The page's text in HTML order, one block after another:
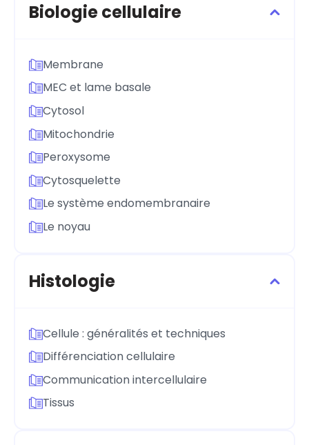
Biologie cellulaire
Membrane
MEC et lame basale
Cytosol
Mitochondrie
Peroxysome
Cytosquelette
Le système endomembranaire
Le noyau
Histologie
Cellule : généralités et techniques
Différenciation cellulaire
Communication intercellulaire
Tissus